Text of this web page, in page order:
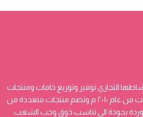
التجاري توفير وتوزيع خامات ومنتجات
شركات الحلواني والكافيهات من عام ٢٠١٠ م وتضم منتجات متعددة من
بجودة الي تناسب ذوق وحب الشعب